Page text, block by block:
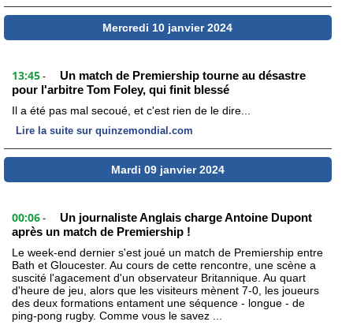
Mercredi 10 janvier 2024
13:45 -
Un match de Premiership tourne au désastre
pour l'arbitre Tom Foley, qui finit blessé
Il a été pas mal secoué, et c'est rien de le dire...
Lire la suite sur quinzemondial.com
Mardi 09 janvier 2024
00:06 -
Un journaliste Anglais charge Antoine Dupont
après un match de Premiership !
Le week-end dernier s'est joué un match de Premiership entre
Bath et Gloucester. Au cours de cette rencontre, une scène a
suscité l'agacement d'un observateur Britannique. Au quart
d'heure de jeu, alors que les visiteurs mènent 7-0, les joueurs
des deux formations entament une séquence - longue - de
ping-pong rugby. Comme vous le savez ...